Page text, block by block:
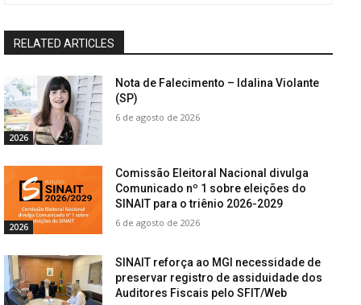
RELATED ARTICLES
2026
Nota de Falecimento – Idalina Violante
(SP)
6 de agosto de 2026
2026
Comissão Eleitoral Nacional divulga
Comunicado nº 1 sobre eleições do
SINAIT para o triênio 2026-2029
6 de agosto de 2026
SINAIT reforça ao MGI necessidade de
preservar registro de assiduidade dos
Auditores Fiscais pelo SFIT/Web